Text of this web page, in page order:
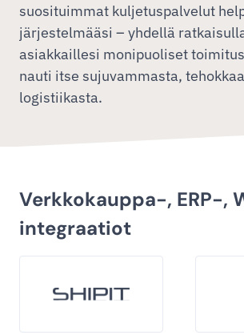
suosituimmat kuljetuspalvelut
järjestelmääsi – yhdellä
asiakkaillesi monipuoliset
nauti itse sujuvammasta,
logistiikasta.
Verkkokauppa-, ERP-,
integraatiot